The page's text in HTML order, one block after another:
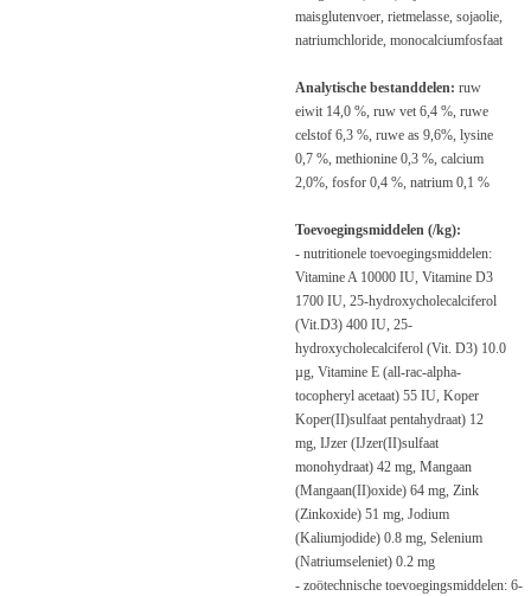
maisglutenvoer, rietmelasse, sojaolie,
natriumchloride, monocalciumfosfaat
Analytische bestanddelen: ruw
eiwit 14,0 %, ruw vet 6,4 %, ruwe
celstof 6,3 %, ruwe as 9,6%, lysine
0,7 %, methionine 0,3 %, calcium
2,0%, fosfor 0,4 %, natrium 0,1 %
Toevoegingsmiddelen (/kg):
- nutritionele toevoegingsmiddelen:
Vitamine A 10000 IU, Vitamine D3
1700 IU, 25-hydroxycholecalciferol
(Vit.D3) 400 IU, 25-
hydroxycholecalciferol (Vit. D3) 10.0
µg, Vitamine E (all-rac-alpha-
tocopheryl acetaat) 55 IU, Koper
Koper(II)sulfaat pentahydraat) 12
mg, IJzer (IJzer(II)sulfaat
monohydraat) 42 mg, Mangaan
(Mangaan(II)oxide) 64 mg, Zink
(Zinkoxide) 51 mg, Jodium
(Kaliumjodide) 0.8 mg, Selenium
(Natriumseleniet) 0.2 mg
- zoötechnische toevoegingsmiddelen: 6-